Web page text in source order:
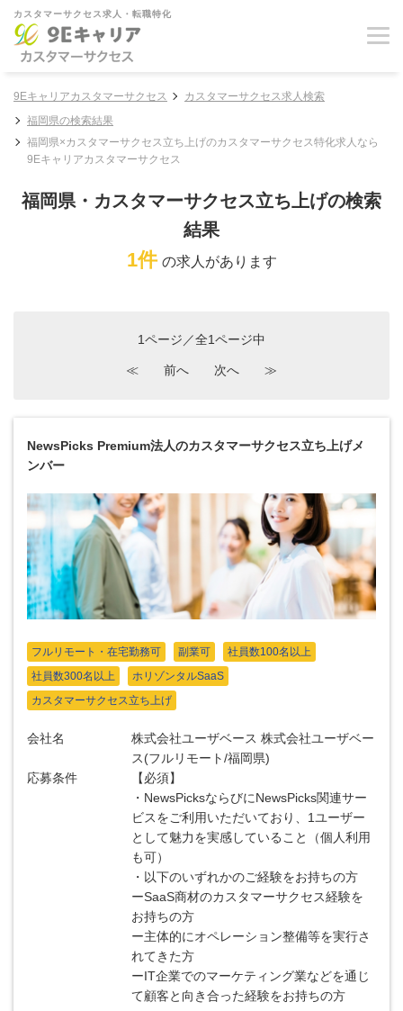
カスタマーサクセス求人・転職特化
9Eキャリアカスタマーサクセス
カスタマーサクセス求人検索
福岡県の検索結果
福岡県×カスタマーサクセス立ち上げのカスタマーサクセス特化求人なら
9Eキャリアカスタマーサクセス
福岡県・カスタマーサクセス立ち上げの検索
結果
1件 の求人があります
1ページ／全1ページ中
≪ 前へ 次へ ≫
NewsPicks Premium法人のカスタマーサクセス立ち上げメ
ンバー
フルリモート・在宅勤務可 副業可
社員数100名以上
社員数300名以上
ホリゾンタルSaaS
カスタマーサクセス立ち上げ
会社名
株式会社ユーザベース 株式会社ユーザベー
ス(フルリモート/福岡県)
応募条件
【必須】
・NewsPicksならびにNewsPicks関連サー
ビスをご利用いただいており、1ユーザー
として魅力を実感していること（個人利用
も可）
・以下のいずれかのご経験をお持ちの方
ーSaaS商材のカスタマーサクセス経験を
お持ちの方
ー主体的にオペレーション整備等を実行さ
れてきた方
ーIT企業でのマーケティング業などを通じ
て顧客と向き合った経験をお持ちの方